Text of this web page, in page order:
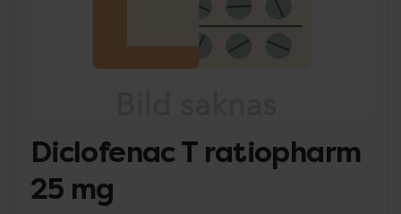
Diclofenac T ratiopharm
25 mg